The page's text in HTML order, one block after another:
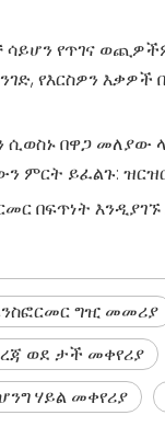
የጥገና
የእርስዎን
በዋጋ መለያው
ይፈልጉ:
በፍጥነት
ግዢ መመሪያ
ወደ ታች መቀየሪያ
ሃይል መቀየሪያ